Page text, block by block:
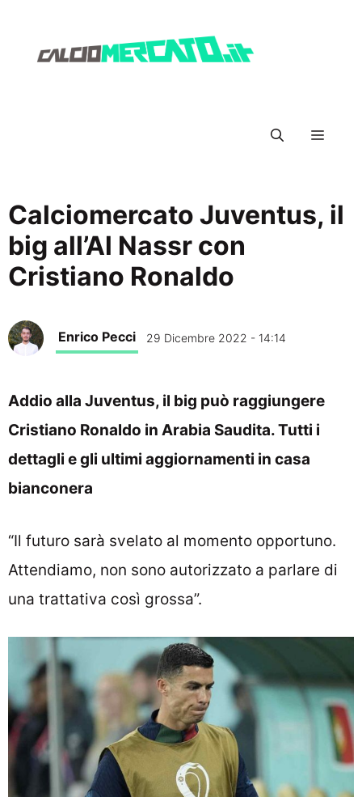
Menu
Calciomercato Juventus, il
big all’Al Nassr con
Cristiano Ronaldo
Enrico Pecci 29 Dicembre 2022 - 14:14
Addio alla Juventus, il big può raggiungere
Cristiano Ronaldo in Arabia Saudita. Tutti i
dettagli e gli ultimi aggiornamenti in casa
bianconera
“Il futuro sarà svelato al momento opportuno.
Attendiamo, non sono autorizzato a parlare di
una trattativa così grossa”.